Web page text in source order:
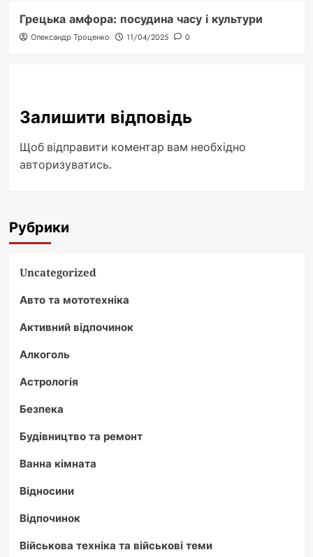
Грецька амфора: посудина часу і культури
Олександр Троценко 11/04/2025 0
Залишити відповідь
Щоб відправити коментар вам необхідно
авторизуватись.
Рубрики
Uncategorized
Авто та мототехніка
Активний відпочинок
Алкоголь
Астрологія
Безпека
Будівництво та ремонт
Ванна кімната
Відносини
Відпочинок
Військова техніка та військові теми